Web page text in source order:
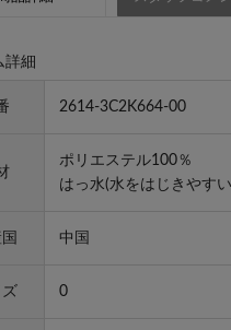
詳細
2614-3C2K664-00
ポリエステル100％
はっ水(水をはじきやす
中国
0